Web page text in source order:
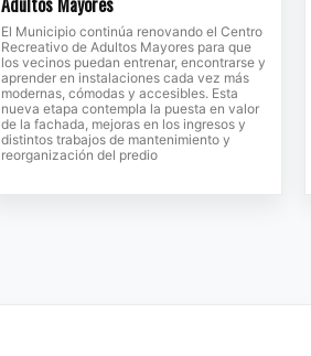
El Municipio continúa renovando el Centro
Recreativo de Adultos Mayores para que
los vecinos puedan entrenar, encontrarse y
aprender en instalaciones cada vez más
modernas, cómodas y accesibles. Esta
nueva etapa contempla la puesta en valor
de la fachada, mejoras en los ingresos y
distintos trabajos de mantenimiento y
reorganización del predio